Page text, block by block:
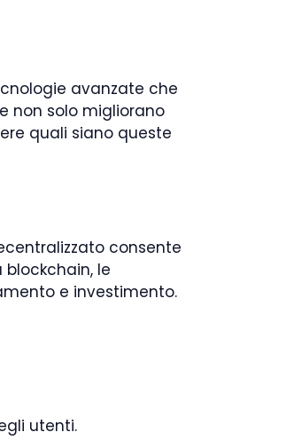
avanzate che
non solo migliorano
quali siano queste
consente
le
e investimento.
utenti.